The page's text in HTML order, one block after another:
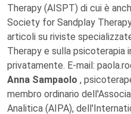
Therapy (AISPT) di cui è
Society for Sandplay
articoli su riviste
Therapy e sulla psicoterapia
privatamente. E-mail:
Anna Sampaolo ,
membro ordinario
Analitica (AIPA),